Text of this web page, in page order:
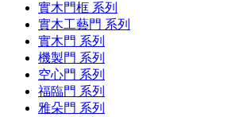
實木門框 系列
實木工藝門 系列
實木門 系列
機製門 系列
空心門 系列
福臨門 系列
雅朵門 系列